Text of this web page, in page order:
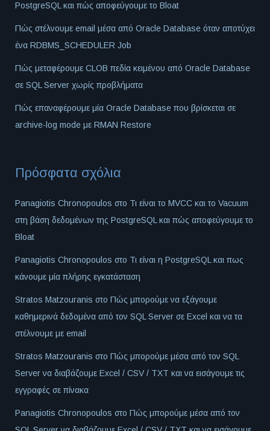
PostgreSQL και πώς αποφεύγουμε το Bloat
Πώς στέλνουμε email μέσα από Oracle Database όταν αποτύχει
ένα RDBMS_SCHEDULER Job
Πώς μεταφέρουμε CLOB πεδία κειμένου από Oracle Database
σε SQL Server χωρίς προβλήματα
Πώς επαναφέρουμε μία Oracle Database που βρίσκεται σε
archive-log mode με RMAN Restore
Πρόσφατα σχόλια
Panagiotis Chronopoulos στο Τι είναι το MVCC και το Vacuum
στη βάση δεδομένων της PostgreSQL και πώς αποφεύγουμε το
Bloat
Panagiotis Chronopoulos στο Τι είναι η PostgreSQL και πως
κάνουμε μία πλήρης εγκατάσταση
Stratos Matzouranis στο Πώς μπορούμε να εξάγουμε
καθημερινά δεδομένα από τον SQL Server σε Excel και να τα
στέλνουμε με email
Stratos Matzouranis στο Πώς μπορούμε μέσα από τον SQL
Server να διαβάζουμε Excel / CSV / TXT και να εισάγουμε τις
εγγραφές σε πίνακα
Panagiotis Chronopoulos στο Πώς μπορούμε μέσα από τον